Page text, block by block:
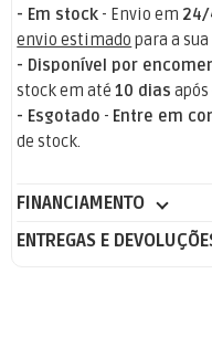
- Em stock - Envio em 24/
envio estimado para a
- Disponível por
stock em até10 dias após
- Esgotado - Entre em
de stock.
FINANCIAMENTO
ENTREGAS E